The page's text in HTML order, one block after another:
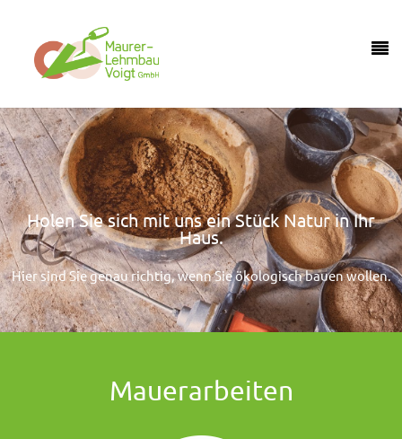
Holen Sie sich mit uns ein Stück Natur in Ihr
Haus.
Hier sind Sie genau richtig, wenn Sie ökologisch bauen wollen.
Mauerarbeiten